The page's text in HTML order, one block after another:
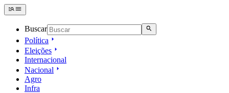
Buscar
Política
Eleições
Internacional
Nacional
Agro
Infra